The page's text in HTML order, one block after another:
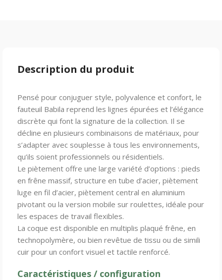
Description du produit
Pensé pour conjuguer style, polyvalence et confort, le
fauteuil Babila reprend les lignes épurées et l’élégance
discrète qui font la signature de la collection. Il se
décline en plusieurs combinaisons de matériaux, pour
s’adapter avec souplesse à tous les environnements,
qu’ils soient professionnels ou résidentiels.
Le piètement offre une large variété d’options : pieds
en frêne massif, structure en tube d’acier, piètement
luge en fil d’acier, piètement central en aluminium
pivotant ou la version mobile sur roulettes, idéale pour
les espaces de travail flexibles.
La coque est disponible en multiplis plaqué frêne, en
technopolymère, ou bien revêtue de tissu ou de simili
cuir pour un confort visuel et tactile renforcé.
Caractéristiques / configuration